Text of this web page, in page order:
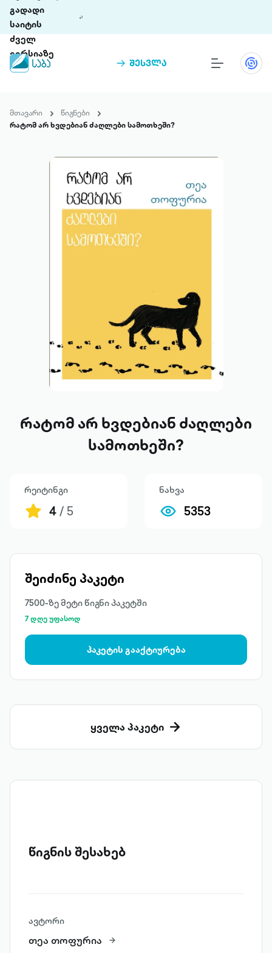
გადადი
საიტის
ძველ
ვერსიაზე
შესვლა
თინეთი 9 ციფრულ პლატფორმასა და 5
მობილურ აპლიკაციას აერთიანებს.
პრემია „საბა“
ჩვენ შესახებ
პაკეტები
მთავარი
წიგნები
რატომ არ ხვდებიან ძაღლები სამოთხეში?
რატომ არ ხვდებიან ძაღლები
სამოთხეში?
რეიტინგი
4/ 5
ნახვა
5353
შეიძინე პაკეტი
7500-ზე მეტი წიგნი პაკეტში
7 დღე უფასოდ
პაკეტის გააქტიურება
ყველა პაკეტი
წიგნის შესახებ
ავტორი
თეა თოფურია